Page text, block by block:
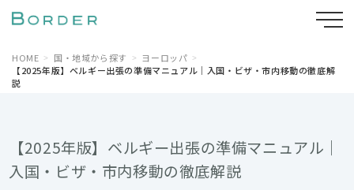
HOME 国・地域から探す
ヨーロッパ
【2025年版】ベルギー出張の準備マニュアル｜入国・ビザ・市内移動の徹底解
説
【2025年版】ベルギー出張の準備マニュアル｜
入国・ビザ・市内移動の徹底解説